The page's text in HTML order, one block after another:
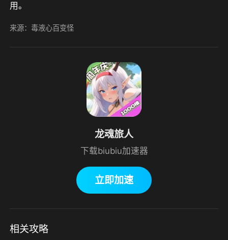
用。
来源：毒液心百变怪
龙魂旅人
下载biubiu加速器
立即加速
相关攻略